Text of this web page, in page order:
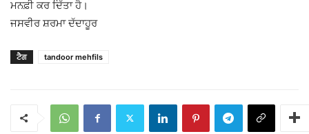
ਮਨਫ਼ੀ ਕਰ ਦਿੱਤਾ ਹੈ।
ਜਸਵੀਰ ਸ਼ਰਮਾ ਦੱਦਾਹੂਰ
ਟੈਗ tandoor mehfils